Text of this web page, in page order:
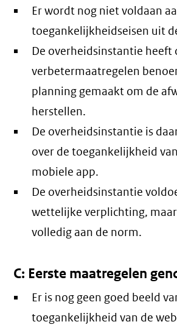
Er wordt nog niet voldaan
toegankelijkheidseisen uit
De overheidsinstantie heeft
verbetermaatregelen
planning gemaakt om de
herstellen.
De overheidsinstantie is
over de toegankelijkheid
mobiele app.
De overheidsinstantie
wettelijke verplichting,
volledig aan de norm.
C: Eerste maatregelen
Er is nog geen goed beeld
toegankelijkheid van de